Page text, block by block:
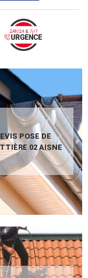
POSE DE
02 AISNE